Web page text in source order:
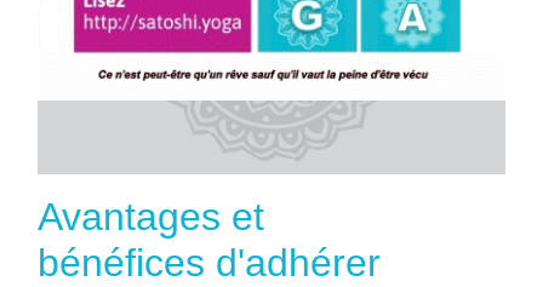
Avantages et
bénéfices d'adhérer